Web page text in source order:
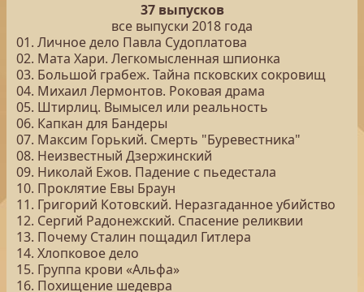
37 выпусков
все выпуски 2018 года
01. Личное дело Павла Судоплатова
02. Мата Хари. Легкомысленная шпионка
03. Большой грабеж. Тайна псковских сокровищ
04. Михаил Лермонтов. Роковая драма
05. Штирлиц. Вымысел или реальность
06. Капкан для Бандеры
07. Максим Горький. Смерть "Буревестника"
08. Неизвестный Дзержинский
09. Николай Ежов. Падение с пьедестала
10. Проклятие Евы Браун
11. Григорий Котовский. Неразгаданное убийство
12. Сергий Радонежский. Спасение реликвии
13. Почему Сталин пощадил Гитлера
14. Хлопковое дело
15. Группа крови «Альфа»
16. Похищение шедевра